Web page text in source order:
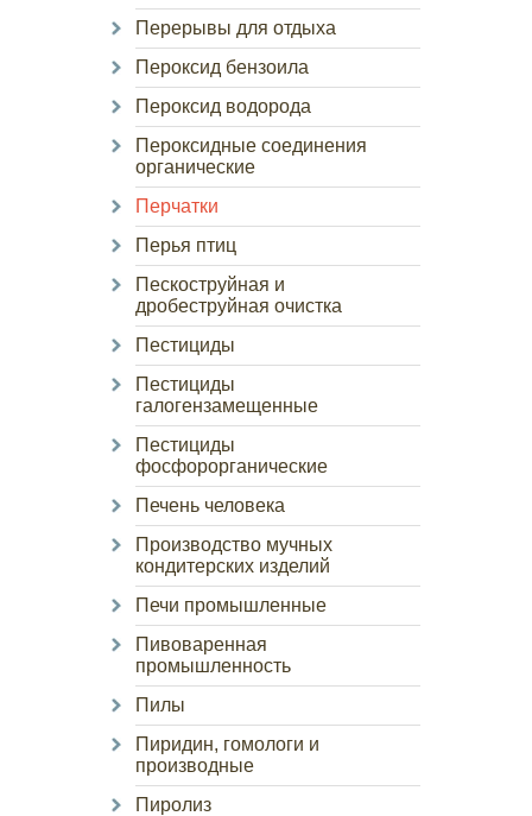
Перерывы для отдыха
Пероксид бензоила
Пероксид водорода
Пероксидные соединения
органические
Перчатки
Перья птиц
Пескоструйная и
дробеструйная очистка
Пестициды
Пестициды
галогензамещенные
Пестициды
фосфорорганические
Печень человека
Производство мучных
кондитерских изделий
Печи промышленные
Пивоваренная
промышленность
Пилы
Пиридин, гомологи и
производные
Пиролиз